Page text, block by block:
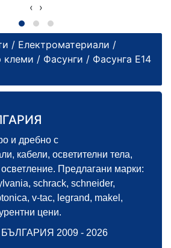
‹ ›
/ Електроматериали /
клеми / Фасунги / Фасунга Е14
и дребно с
кабели, осветителни тела,
Предлагани марки:
schrack, schneider,
v-tac, legrand, makel,
цени.
2009 - 2026